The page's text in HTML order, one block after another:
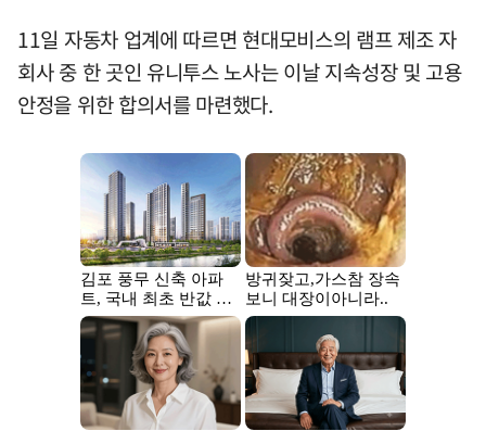
11일 자동차 업계에 따르면 현대모비스의 램프 제조 자
회사 중 한 곳인 유니투스 노사는 이날 지속성장 및 고용
안정을 위한 합의서를 마련했다.